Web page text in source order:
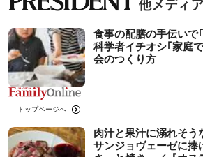
食事の配膳の手伝い
科学者イチオシ｢家庭
会のつくり方
トップページへ
肉汁と果汁に溺れそう
サンジョヴェーゼに捧